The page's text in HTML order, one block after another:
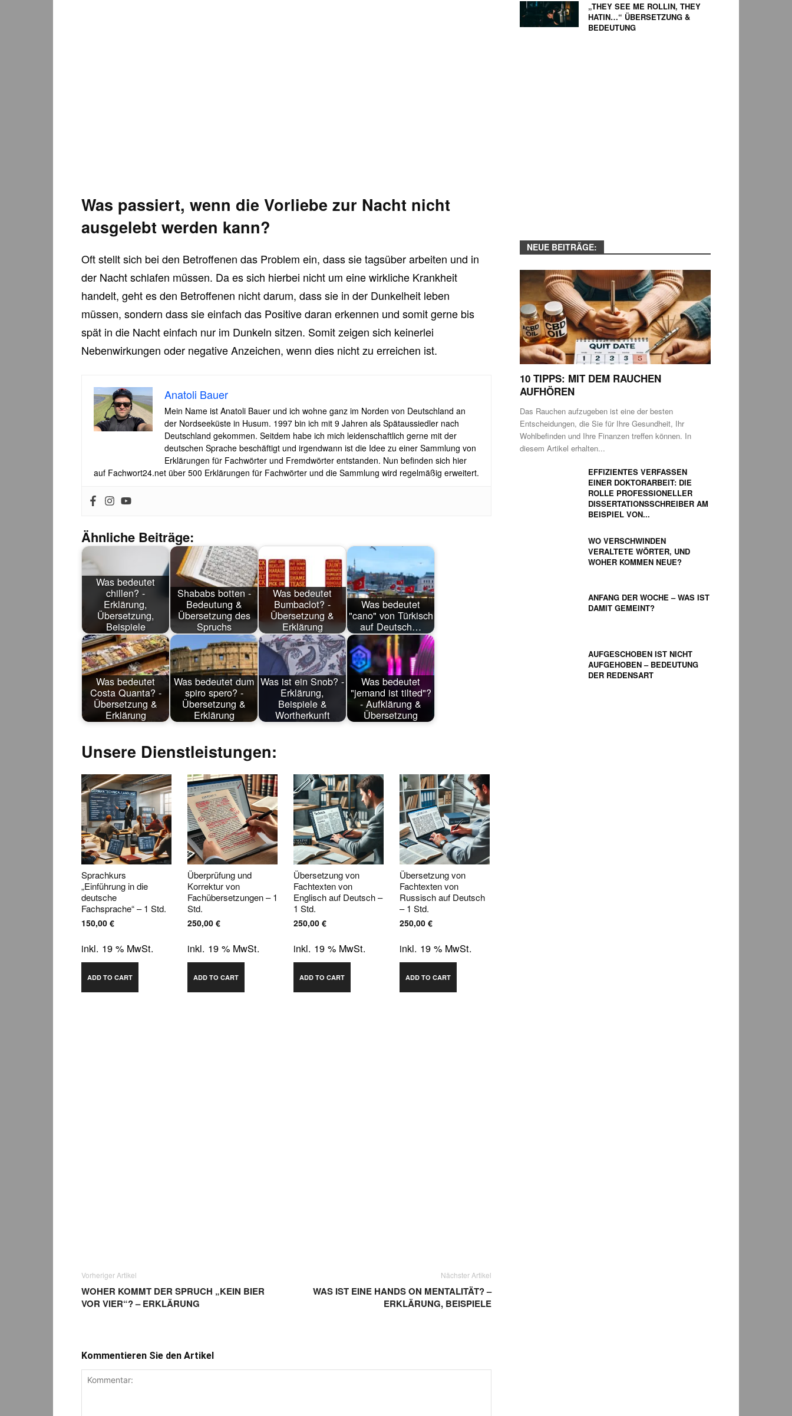
Was passiert, wenn die Vorliebe zur Nacht nicht
ausgelebt werden kann?
Oft stellt sich bei den Betroffenen das Problem ein, dass sie tagsüber arbeiten und in
der Nacht schlafen müssen. Da es sich hierbei nicht um eine wirkliche Krankheit
handelt, geht es den Betroffenen nicht darum, dass sie in der Dunkelheit leben
müssen, sondern dass sie einfach das Positive daran erkennen und somit gerne bis
spät in die Nacht einfach nur im Dunkeln sitzen. Somit zeigen sich keinerlei
Nebenwirkungen oder negative Anzeichen, wenn dies nicht zu erreichen ist.
Anatoli Bauer
Mein Name ist Anatoli Bauer und ich wohne ganz im Norden von Deutschland an
der Nordseeküste in Husum. 1997 bin ich mit 9 Jahren als Spätaussiedler nach
Deutschland gekommen. Seitdem habe ich mich leidenschaftlich gerne mit der
deutschen Sprache beschäftigt und irgendwann ist die Idee zu einer Sammlung von
Erklärungen für Fachwörter und Fremdwörter entstanden. Nun befinden sich hier
auf Fachwort24.net über 500 Erklärungen für Fachwörter und die Sammlung wird regelmäßig erweitert.
Ähnliche Beiträge:
Was bedeutet
chillen? -
Erklärung,
Übersetzung,
Beispiele
Shababs botten -
Bedeutung &
Übersetzung des
Spruchs
Was bedeutet
Bumbaclot? -
Übersetzung &
Erklärung
Was bedeutet
"cano" von Türkisch
auf Deutsch…
Was bedeutet
Costa Quanta? -
Übersetzung &
Erklärung
Was bedeutet dum
spiro spero? -
Übersetzung &
Erklärung
Was ist ein Snob? -
Erklärung,
Beispiele &
Wortherkunft
Was bedeutet
"jemand ist tilted"?
- Aufklärung &
Übersetzung
Unsere Dienstleistungen:
Sprachkurs
„Einführung in die
deutsche
Fachsprache“ – 1 Std.
150,00 €
inkl. 19 % MwSt.
ADD TO CART
Überprüfung und
Korrektur von
Fachübersetzungen – 1
Std.
250,00 €
inkl. 19 % MwSt.
ADD TO CART
Übersetzung von
Fachtexten von
Englisch auf Deutsch –
1 Std.
250,00 €
inkl. 19 % MwSt.
ADD TO CART
Übersetzung von
Fachtexten von
Russisch auf Deutsch
– 1 Std.
250,00 €
inkl. 19 % MwSt.
ADD TO CART
Vorheriger Artikel
WOHER KOMMT DER SPRUCH „KEIN BIER
VOR VIER“? – ERKLÄRUNG
Nächster Artikel
WAS IST EINE HANDS ON MENTALITÄT? –
ERKLÄRUNG, BEISPIELE
Kommentieren Sie den Artikel
„THEY SEE ME ROLLIN, THEY
HATIN…“ ÜBERSETZUNG &
BEDEUTUNG
NEUE BEITRÄGE:
10 TIPPS: MIT DEM RAUCHEN
AUFHÖREN
Das Rauchen aufzugeben ist eine der besten
Entscheidungen, die Sie für Ihre Gesundheit, Ihr
Wohlbefinden und Ihre Finanzen treffen können. In
diesem Artikel erhalten...
EFFIZIENTES VERFASSEN
EINER DOKTORARBEIT: DIE
ROLLE PROFESSIONELLER
DISSERTATIONSSCHREIBER AM
BEISPIEL VON...
WO VERSCHWINDEN
VERALTETE WÖRTER, UND
WOHER KOMMEN NEUE?
ANFANG DER WOCHE – WAS IST
DAMIT GEMEINT?
AUFGESCHOBEN IST NICHT
AUFGEHOBEN – BEDEUTUNG
DER REDENSART